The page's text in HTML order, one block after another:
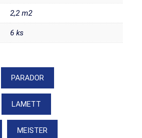
2,2 m2
6 ks
PARADOR
LAMETT
MEISTER